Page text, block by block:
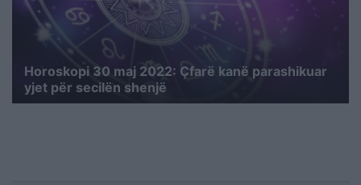
Horoskopi 30 maj 2022: Çfarë kanë parashikuar
yjet për secilën shenjë